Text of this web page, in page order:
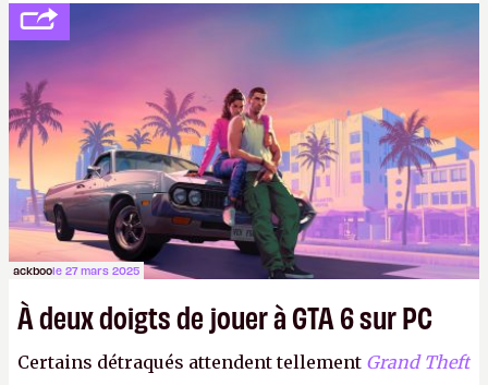
la mort judiciaires pour distribuer du copyright
strike à tour de bras, l'Oncle Sam continuera
d'étaler sa confiture intellectuelle sur vos
souvenirs d'enfance.P.
ackboole 27 mars 2025
À deux doigts de jouer à GTA 6 sur PC
Certains détraqués attendent tellement Grand Theft